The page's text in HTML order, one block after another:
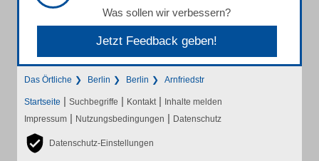
Was sollen wir verbessern?
Jetzt Feedback geben!
Das Örtliche Berlin Berlin Arnfriedstr
Startseite | Suchbegriffe | Kontakt | Inhalte melden
Impressum | Nutzungsbedingungen | Datenschutz
Datenschutz-Einstellungen